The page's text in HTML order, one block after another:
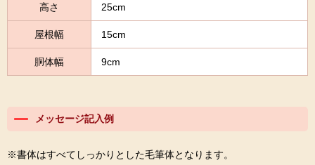
高さ 25cm
屋根幅 15cm
胴体幅 9cm
メッセージ記入例
※書体はすべてしっかりとした毛筆体となります。